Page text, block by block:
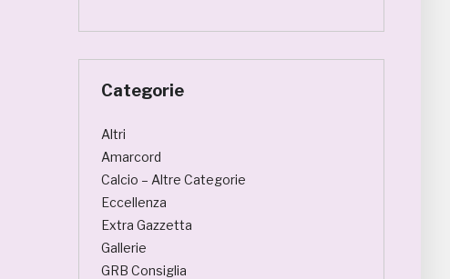
Categorie
Altri
Amarcord
Calcio – Altre Categorie
Eccellenza
Extra Gazzetta
Gallerie
GRB Consiglia